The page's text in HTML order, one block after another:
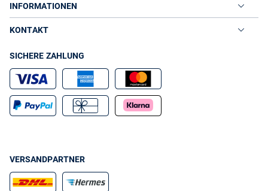
INFORMATIONEN
KONTAKT
SICHERE ZAHLUNG
VERSANDPARTNER